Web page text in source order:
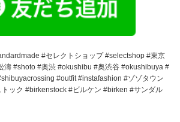
#セレクトショップ #selectshop #東京
濤 #shoto #奥渋 #okushibu #奥渋谷 #okushibuya #
#outfit #instafashion #ゾゾタウン
ック #birkenstock #ビルケン #birken #サンダル